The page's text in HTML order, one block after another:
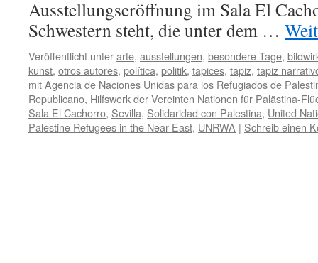
Ausstellungseröffnung im Sala El
Schwestern steht, die unter dem …
Veröffentlicht unterarte, ausstellungen, besondere Tage,
kunst, otros autores, política, politik, tapices, tapiz, tapiz
mitAgencia de Naciones Unidas para los Refugiados de
Republicano, Hilfswerk der Vereinten Nationen für Palästina-
Sala El Cachorro, Sevilla, Solidaridad con Palestina, United
Palestine Refugees in the Near East, UNRWA | Schreib einen